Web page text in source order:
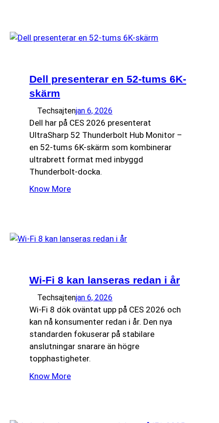
Dell presenterar en 52-tums 6K-
skärm
Techsajtenjan 6, 2026
Dell har på CES 2026 presenterat
UltraSharp 52 Thunderbolt Hub Monitor –
en 52-tums 6K-skärm som kombinerar
ultrabrett format med inbyggd
Thunderbolt-docka.
Know More
Wi-Fi 8 kan lanseras redan i år
Techsajtenjan 6, 2026
Wi-Fi 8 dök oväntat upp på CES 2026 och
kan nå konsumenter redan i år. Den nya
standarden fokuserar på stabilare
anslutningar snarare än högre
topphastigheter.
Know More